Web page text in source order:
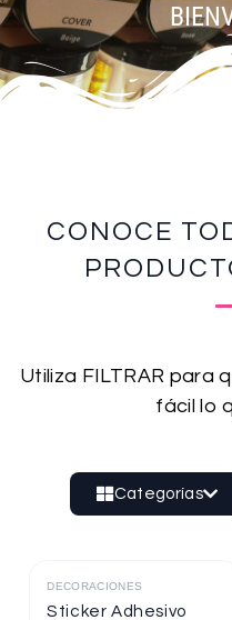
CONOCE
Utiliza FILTRAR para
fácil lo
Categorías
Destacado
DECORACIONES
Sticker Adhesivo